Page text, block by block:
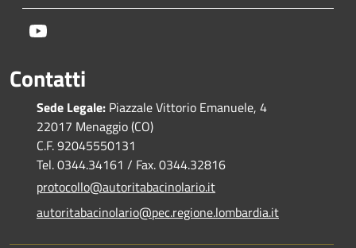
Contatti
Sede Legale: Piazzale Vittorio Emanuele, 4
22017 Menaggio (CO)
C.F. 92045550131
Tel. 0344.34161 / Fax. 0344.32816
protocollo@autoritabacinolario.it
autoritabacinolario@pec.regione.lombardia.it